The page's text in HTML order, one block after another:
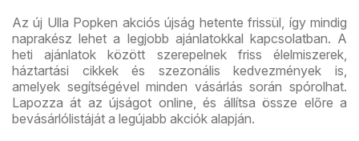
Az új Ulla Popken akciós újság hetente frissül, így mindig
naprakész lehet a legjobb ajánlatokkal kapcsolatban. A
heti ajánlatok között szerepelnek friss élelmiszerek,
háztartási cikkek és szezonális kedvezmények is,
amelyek segítségével minden vásárlás során spórolhat.
Lapozza át az újságot online, és állítsa össze előre a
bevásárlólistáját a legújabb akciók alapján.